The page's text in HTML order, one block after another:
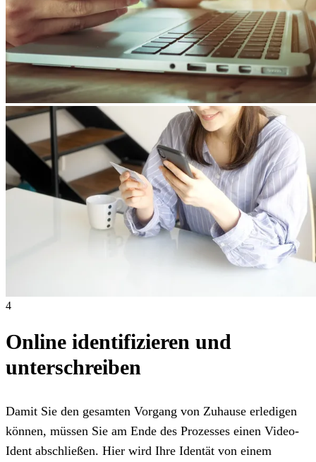
4
Online identifizieren und
unterschreiben
Damit Sie den gesamten Vorgang von Zuhause erledigen
können, müssen Sie am Ende des Prozesses einen Video-
Ident abschließen. Hier wird Ihre Identät von einem